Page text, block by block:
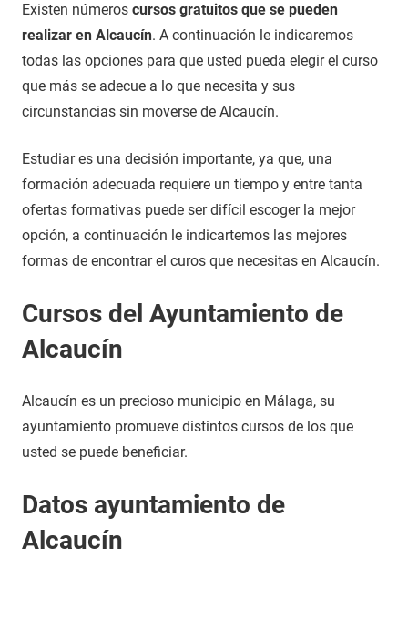
8
de
diciembre
2020
Maria
Cursos
en
Málaga
Existen números cursos gratuitos que se pueden
realizar en Alcaucín. A continuación le indicaremos
todas las opciones para que usted pueda elegir el curso
que más se adecue a lo que necesita y sus
circunstancias sin moverse de Alcaucín.
Estudiar es una decisión importante, ya que, una
formación adecuada requiere un tiempo y entre tanta
ofertas formativas puede ser difícil escoger la mejor
opción, a continuación le indicartemos las mejores
formas de encontrar el curos que necesitas en Alcaucín.
Cursos del Ayuntamiento de
Alcaucín
Alcaucín es un precioso municipio en Málaga, su
ayuntamiento promueve distintos cursos de los que
usted se puede beneficiar.
Datos ayuntamiento de
Alcaucín